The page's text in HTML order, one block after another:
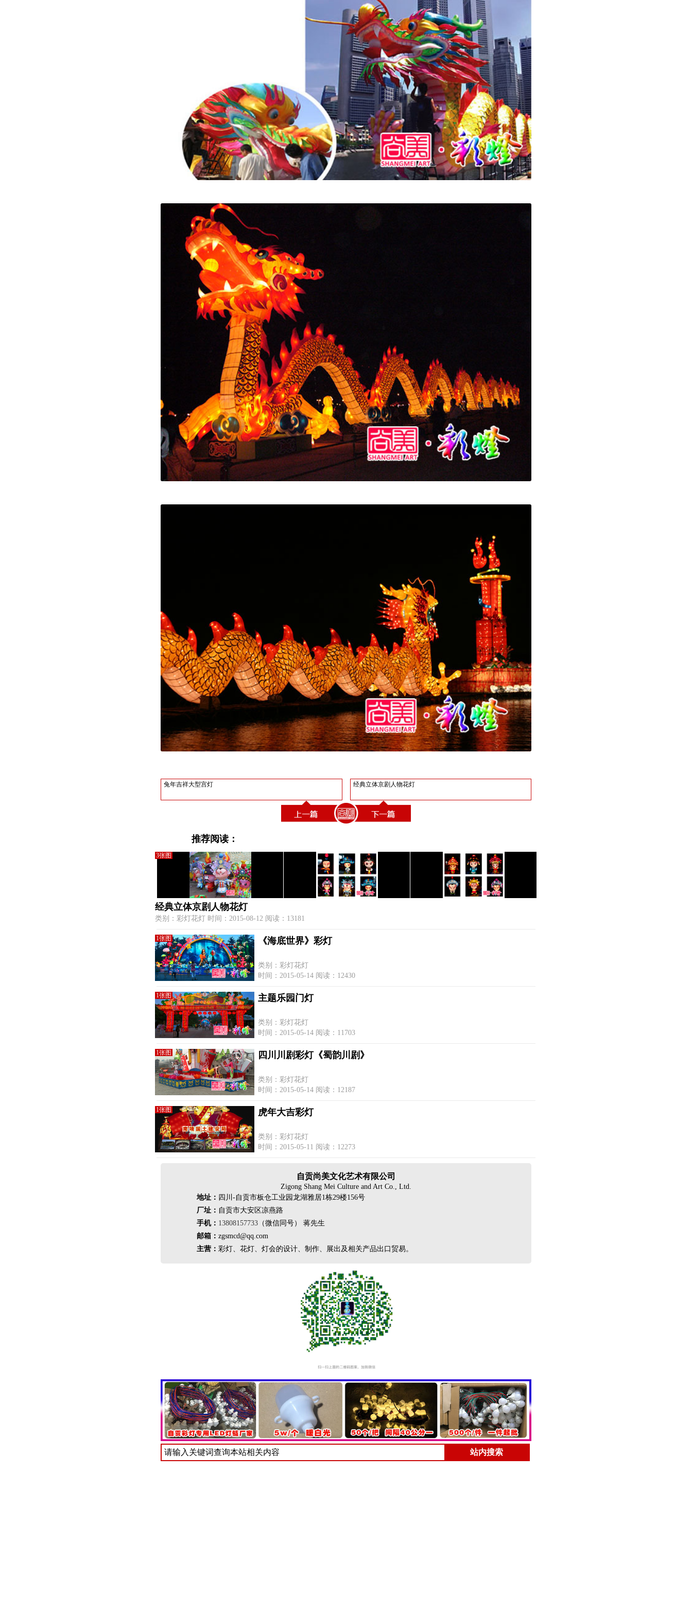
兔年吉祥大型宫灯 经典立体京剧人物花灯
推荐阅读：
3张图
经典立体京剧人物花灯
类别：彩灯花灯 时间：2015-08-12 阅读：13181
1张图 《海底世界》彩灯
类别：彩灯花灯
时间：2015-05-14 阅读：12430
1张图 主题乐园门灯
类别：彩灯花灯
时间：2015-05-14 阅读：11703
1张图 四川川剧彩灯《蜀韵川剧》
类别：彩灯花灯
时间：2015-05-14 阅读：12187
1张图 虎年大吉彩灯
类别：彩灯花灯
时间：2015-05-11 阅读：12273
自贡尚美文化艺术有限公司
Zigong Shang Mei Culture and Art Co., Ltd.
地址： 四川-自贡市板仓工业园龙湖雅居1栋29楼156号
厂址： 自贡市大安区凉燕路
手机： 13808157733 （微信同号） 蒋先生
邮箱： zgsmcd@qq.com
主营： 彩灯、花灯、灯会的设计、制作、展出及相关产品出口贸易。